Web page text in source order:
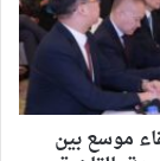
موسع بين